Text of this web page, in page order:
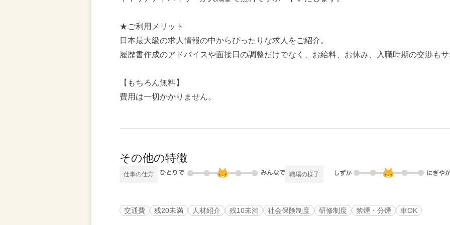
★ご利用メリット
日本最大級の求人情報の中からぴったりな求人をご紹介。
履歴書作成のアドバイスや面接日の調整だけでなく、お給料、お休み、入職時期の交渉もサ
【もちろん無料】
費用は一切かかりません。
その他の特徴
仕事の仕方 職場の様子
交通費 残20未満 人材紹介 残10未満 社会保険制度 研修制度 禁煙・分煙 車OK